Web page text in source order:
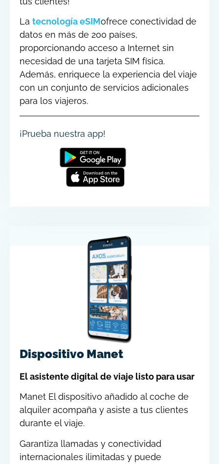
La tecnología eSIMofrece conectividad de
datos en más de 200 países,
proporcionando acceso a Internet sin
necesidad de una tarjeta SIM física.
Además, enriquece la experiencia del viaje
con un conjunto de servicios adicionales
para los viajeros.
¡Prueba nuestra app!
Dispositivo Manet
El asistente digital de viaje listo para usar
Manet El dispositivo añadido al coche de
alquiler acompaña y asiste a tus clientes
durante el viaje.
Garantiza llamadas y conectividad
internacionales ilimitadas y puede